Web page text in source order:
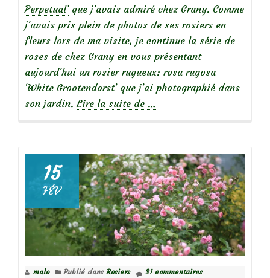
Perpetual’que j’avais admiré chez Grany. Comme
j’avais pris plein de photos de ses rosiers en
fleurs lors de ma visite, je continue la série de
roses de chez Grany en vous présentant
aujourd’hui un rosier rugueux: rosa rugosa
‘White Grootendorst’ que j’ai photographié dans
son jardin. Lire la suite de
Focus
sur
le
rosier
‘White
Grootendorst’
…
15
FÉV
malo Publié dans Rosiers 31 commentaires